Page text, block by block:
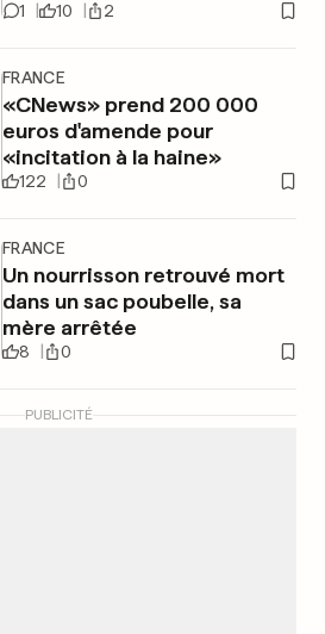
1 10 2
FRANCE
«CNews» prend 200 000
euros d'amende pour
«incitation à la haine»
122 0
FRANCE
Un nourrisson retrouvé mort
dans un sac poubelle, sa
mère arrêtée
8 0
PUBLICITÉ